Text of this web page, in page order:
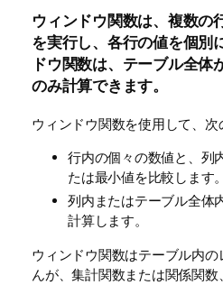
ウィンドウ関数は、複数の
を実行し、各行の値を個別
ドウ関数は、テーブル全体
のみ計算できます。
ウィンドウ関数を使用して、次
行内の個々の数値と、列
たは最小値を比較します。
列内またはテーブル全体
計算します。
ウィンドウ関数はテーブル内
んが、集計関数または関係関